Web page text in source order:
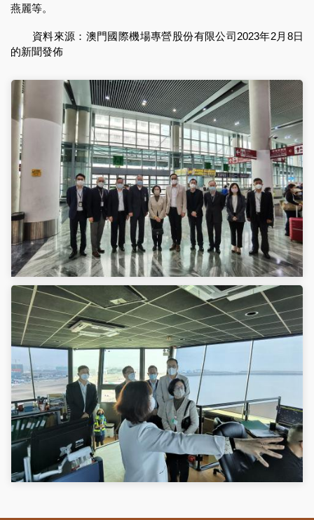
燕麗等。
資料來源：澳門國際機場專營股份有限公司2023年2月8日
的新聞發佈